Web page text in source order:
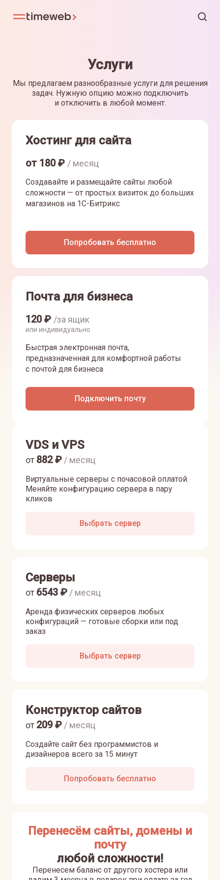
Услуги
Мы предлагаем разнообразные услуги для решения
задач. Нужную опцию можно подключить
и отключить в любой момент.
Хостинг для сайта
от 180₽ / месяц
Создавайте и размещайте сайты любой
сложности — от простых визиток до больших
магазинов на 1С-Битрикс
Попробовать бесплатно
Почта для бизнеса
120₽ /за ящик
или индивидуально
Быстрая электронная почта,
предназначенная для комфортной работы
с почтой для бизнеса
Подключить почту
VDS и VPS
Виртуальные серверы с почасовой оплатой.
Меняйте конфигурацию сервера в пару
кликов
от 882₽ / месяц
Выбрать сервер
Серверы
Аренда физических серверов любых
конфигураций — готовые сборки или под
заказ
от 6543 ₽ / месяц
Выбрать сервер
Конструктор сайтов
Создайте сайт без программистов и
дизайнеров всего за 15 минут
от 209₽ / месяц
Попробовать бесплатно
Перенесём сайты, домены и
почту
любой сложности!
Перенесем баланс от другого хостера или